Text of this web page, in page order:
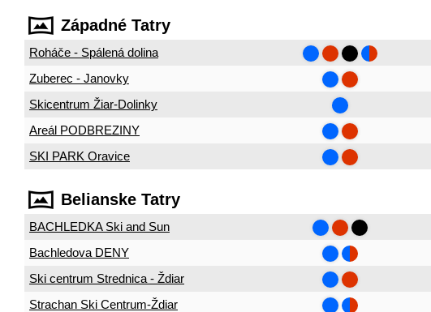
Západné Tatry
Roháče - Spálená dolina
Zuberec - Janovky
Skicentrum Žiar-Dolinky
Areál PODBREZINY
SKI PARK Oravice
Belianske Tatry
BACHLEDKA Ski and Sun
Bachledova DENY
Ski centrum Strednica - Ždiar
Strachan Ski Centrum-Ždiar